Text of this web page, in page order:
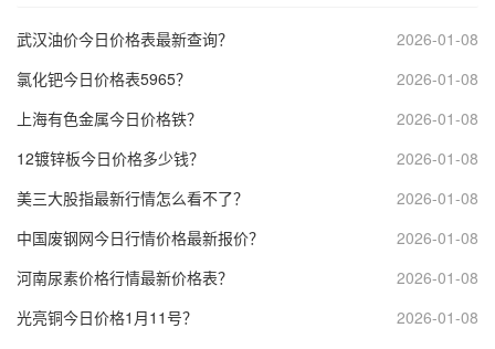
武汉油价今日价格表最新查询？
2026-01-08
氯化钯今日价格表5965？
2026-01-08
上海有色金属今日价格铁？
2026-01-08
12镀锌板今日价格多少钱？
2026-01-08
美三大股指最新行情怎么看不了？
2026-01-08
中国废钢网今日行情价格最新报价？
2026-01-08
河南尿素价格行情最新价格表？
2026-01-08
光亮铜今日价格1月11号？
2026-01-08